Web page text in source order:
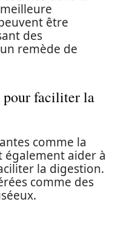
être
des
remède de
pour faciliter la
comme la
également aider à
la digestion.
comme des